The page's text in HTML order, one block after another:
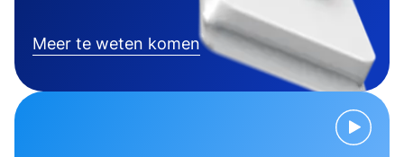
Meer te weten komen